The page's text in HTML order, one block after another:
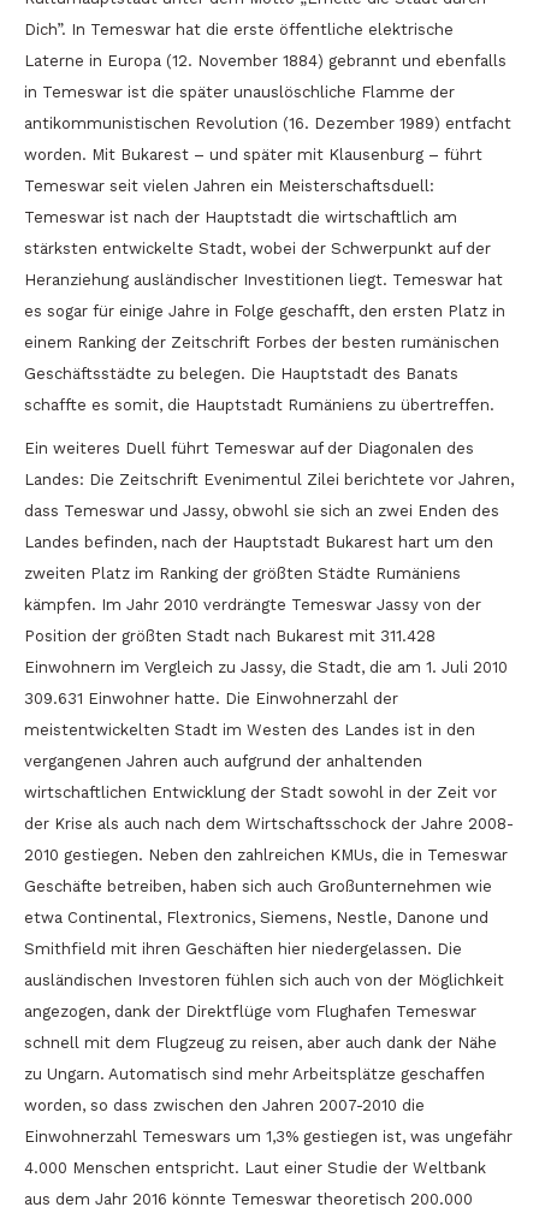
Dich”. In Temeswar hat die erste öffentliche elektrische
Laterne in Europa (12. November 1884) gebrannt und ebenfalls
in Temeswar ist die später unauslöschliche Flamme der
antikommunistischen Revolution (16. Dezember 1989) entfacht
worden. Mit Bukarest – und später mit Klausenburg – führt
Temeswar seit vielen Jahren ein Meisterschaftsduell:
Temeswar ist nach der Hauptstadt die wirtschaftlich am
stärksten entwickelte Stadt, wobei der Schwerpunkt auf der
Heranziehung ausländischer Investitionen liegt. Temeswar hat
es sogar für einige Jahre in Folge geschafft, den ersten Platz in
einem Ranking der Zeitschrift Forbes der besten rumänischen
Geschäftsstädte zu belegen. Die Hauptstadt des Banats
schaffte es somit, die Hauptstadt Rumäniens zu übertreffen.
Ein weiteres Duell führt Temeswar auf der Diagonalen des
Landes: Die Zeitschrift Evenimentul Zilei berichtete vor Jahren,
dass Temeswar und Jassy, obwohl sie sich an zwei Enden des
Landes befinden, nach der Hauptstadt Bukarest hart um den
zweiten Platz im Ranking der größten Städte Rumäniens
kämpfen. Im Jahr 2010 verdrängte Temeswar Jassy von der
Position der größten Stadt nach Bukarest mit 311.428
Einwohnern im Vergleich zu Jassy, die Stadt, die am 1. Juli 2010
309.631 Einwohner hatte. Die Einwohnerzahl der
meistentwickelten Stadt im Westen des Landes ist in den
vergangenen Jahren auch aufgrund der anhaltenden
wirtschaftlichen Entwicklung der Stadt sowohl in der Zeit vor
der Krise als auch nach dem Wirtschaftsschock der Jahre 2008-
2010 gestiegen. Neben den zahlreichen KMUs, die in Temeswar
Geschäfte betreiben, haben sich auch Großunternehmen wie
etwa Continental, Flextronics, Siemens, Nestle, Danone und
Smithfield mit ihren Geschäften hier niedergelassen. Die
ausländischen Investoren fühlen sich auch von der Möglichkeit
angezogen, dank der Direktflüge vom Flughafen Temeswar
schnell mit dem Flugzeug zu reisen, aber auch dank der Nähe
zu Ungarn. Automatisch sind mehr Arbeitsplätze geschaffen
worden, so dass zwischen den Jahren 2007-2010 die
Einwohnerzahl Temeswars um 1,3% gestiegen ist, was ungefähr
4.000 Menschen entspricht. Laut einer Studie der Weltbank
aus dem Jahr 2016 könnte Temeswar theoretisch 200.000